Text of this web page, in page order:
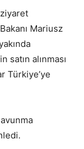
Mariusz
alınması
Türkiye’ye